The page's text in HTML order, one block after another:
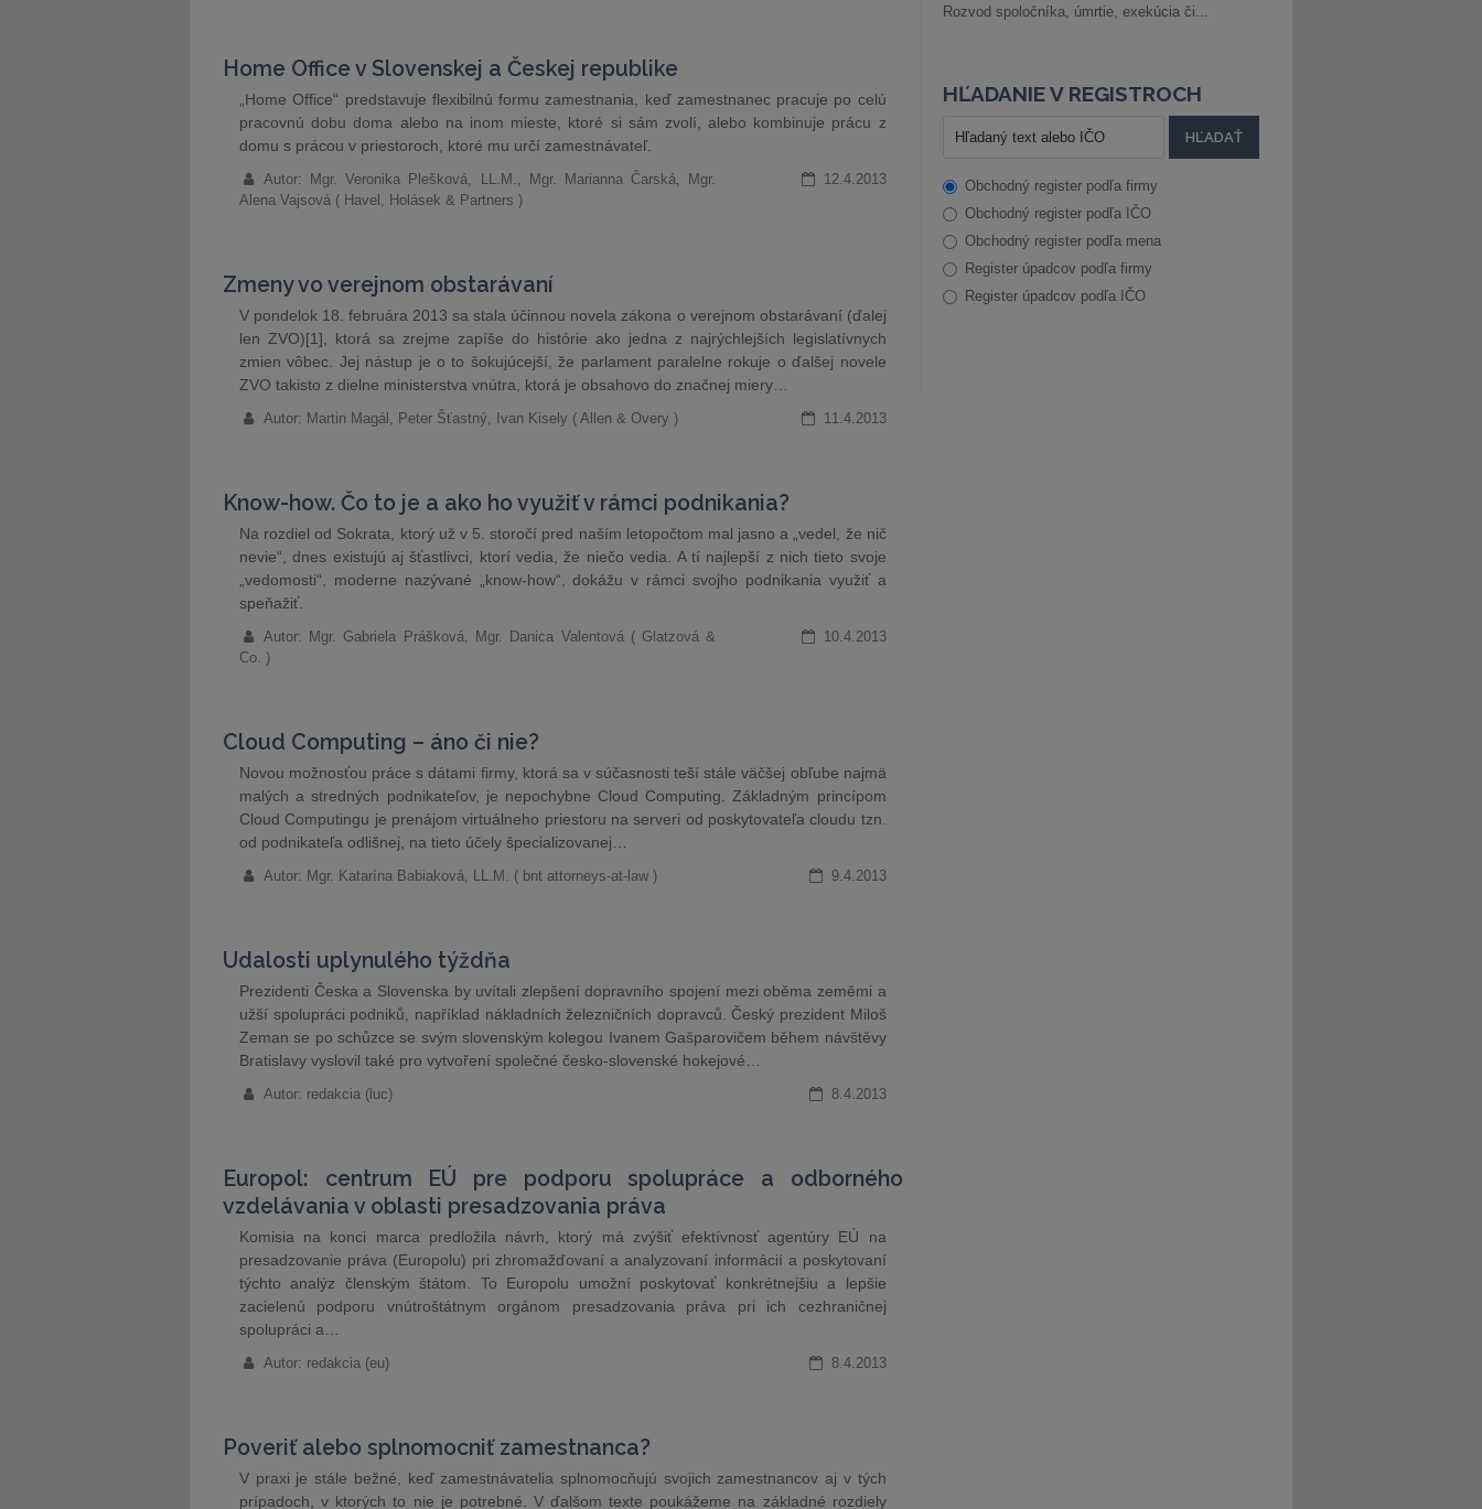
Home Office v Slovenskej a Českej republike
„Home Office“ predstavuje flexibilnú formu zamestnania, keď zamestnanec pracuje po celú
pracovnú dobu doma alebo na inom mieste, ktoré si sám zvolí, alebo kombinuje prácu z
domu s prácou v priestoroch, ktoré mu určí zamestnávateľ.
Autor: Mgr. Veronika Plešková, LL.M., Mgr. Marianna Čarská, Mgr.
Alena Vajsová ( Havel, Holásek & Partners )
12.4.2013
Zmeny vo verejnom obstarávaní
V pondelok 18. februára 2013 sa stala účinnou novela zákona o verejnom obstarávaní (ďalej
len ZVO)[1], ktorá sa zrejme zapíše do histórie ako jedna z najrýchlejších legislatívnych
zmien vôbec. Jej nástup je o to šokujúcejší, že parlament paralelne rokuje o ďalšej novele
ZVO takisto z dielne ministerstva vnútra, ktorá je obsahovo do značnej miery…
Autor: Martin Magál, Peter Šťastný, Ivan Kisely ( Allen & Overy ) 11.4.2013
Know-how. Čo to je a ako ho využiť v rámci podnikania?
Na rozdiel od Sokrata, ktorý už v 5. storočí pred naším letopočtom mal jasno a „vedel, že nič
nevie“, dnes existujú aj šťastlivci, ktorí vedia, že niečo vedia. A tí najlepší z nich tieto svoje
„vedomosti“, moderne nazývané „know-how“, dokážu v rámci svojho podnikania využiť a
speňažiť.
Autor: Mgr. Gabriela Prášková, Mgr. Danica Valentová ( Glatzová &
Co. )
10.4.2013
Cloud Computing – áno či nie?
Novou možnosťou práce s dátami firmy, ktorá sa v súčasnosti teší stále väčšej obľube najmä
malých a stredných podnikateľov, je nepochybne Cloud Computing. Základným princípom
Cloud Computingu je prenájom virtuálneho priestoru na serveri od poskytovateľa cloudu tzn.
od podnikateľa odlišnej, na tieto účely špecializovanej…
Autor: Mgr. Katarína Babiaková, LL.M. ( bnt attorneys-at-law ) 9.4.2013
Udalosti uplynulého týždňa
Prezidenti Česka a Slovenska by uvítali zlepšení dopravního spojení mezi oběma zeměmi a
užší spolupráci podniků, například nákladních železničních dopravců. Český prezident Miloš
Zeman se po schůzce se svým slovenským kolegou Ivanem Gašparovičem během návštěvy
Bratislavy vyslovil také pro vytvoření společné česko-slovenské hokejové…
Autor: redakcia (luc) 8.4.2013
Europol: centrum EÚ pre podporu spolupráce a odborného
vzdelávania v oblasti presadzovania práva
Komisia na konci marca predložila návrh, ktorý má zvýšiť efektívnosť agentúry EÚ na
presadzovanie práva (Europolu) pri zhromažďovaní a analyzovaní informácií a poskytovaní
týchto analýz členským štátom. To Europolu umožní poskytovať konkrétnejšiu a lepšie
zacielenú podporu vnútroštátnym orgánom presadzovania práva pri ich cezhraničnej
spolupráci a…
Autor: redakcia (eu) 8.4.2013
Poveriť alebo splnomocniť zamestnanca?
V praxi je stále bežné, keď zamestnávatelia splnomocňujú svojich zamestnancov aj v tých
prípadoch, v ktorých to nie je potrebné. V ďalšom texte poukážeme na základné rozdiely
Rozvod spoločníka, úmrtie, exekúcia či...
HĽADANIE V REGISTROCH
Obchodný register podľa firmy
Obchodný register podľa IČO
Obchodný register podľa mena
Register úpadcov podľa firmy
Register úpadcov podľa IČO